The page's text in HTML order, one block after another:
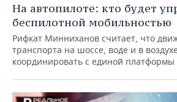
На автопилоте: кто будет
беспилотной мобильностью
Рифкат Минниханов считает, что
транспорта на шоссе, воде и в
координировать с единой платформы